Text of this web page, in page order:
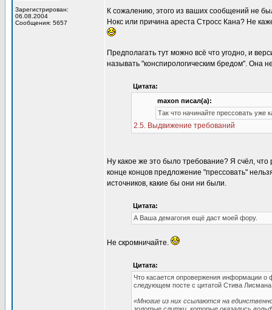
Зарегистрирован:
06.08.2004
Сообщения: 5657
К сожалению, этого из ваших сообщений не
Нокс или причина ареста Стросс Кана? Не
Предполагать тут можно всё что угодно, и
называть "конспирологическим бредом". Она
Цитата:
maxon писал(а):
Так что начинайте прессовать уже
2.5. Выдвижение требований
Ну какое же это было требование? Я счёл,
конце концов предложение "прессовать"
источников, какие бы они ни были.
Цитата:
А Ваша демагогия ещё даст моей фору.
Не скромничайте.
Цитата:
Что касается опровержения информации о
следующем посте с цитатой Стива
«Многие из них ссылаются на